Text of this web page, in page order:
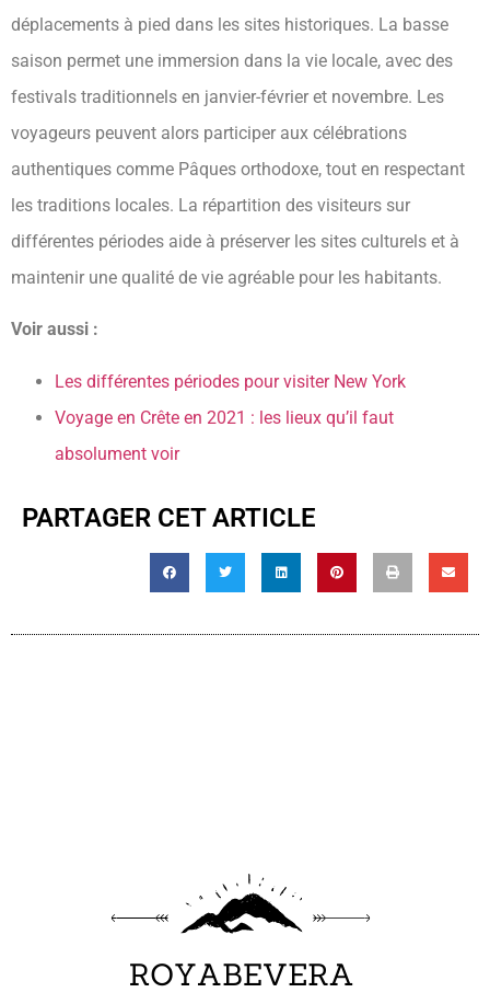
déplacements à pied dans les sites historiques. La basse
saison permet une immersion dans la vie locale, avec des
festivals traditionnels en janvier-février et novembre. Les
voyageurs peuvent alors participer aux célébrations
authentiques comme Pâques orthodoxe, tout en respectant
les traditions locales. La répartition des visiteurs sur
différentes périodes aide à préserver les sites culturels et à
maintenir une qualité de vie agréable pour les habitants.
Voir aussi :
Les différentes périodes pour visiter New York
Voyage en Crête en 2021 : les lieux qu’il faut
absolument voir
PARTAGER CET ARTICLE